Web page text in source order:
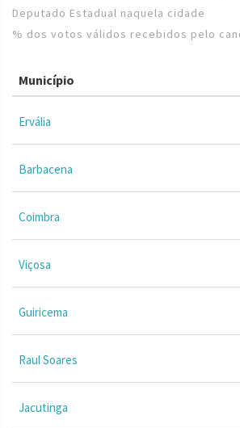
Deputado Estadual naquela cidade
% dos votos válidos recebidos pelo
Município
Ervália
Barbacena
Coimbra
Viçosa
Guiricema
Raul Soares
Jacutinga